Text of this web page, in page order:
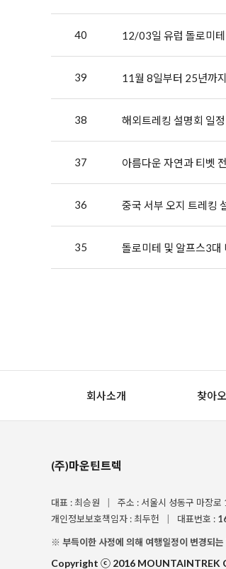
40 12/03일 유럽 돌로미테
39 11월 8일부터 25년까
38 해외트레킹 설명회 일정
37 아름다운 자연과 티벳
36 중국 서부 오지 트레킹
35 돌로미테 및 알프스3대
회사소개 찾아
(주)마운틴트렉
대표 : 최승원 주소 : 서울시 성동구 마장
개인정보보호책임자 : 최두헌
대표번호 :
※ 부득이한 사정에 의해 여행일정이 변경되
Copyright ⓒ 2016 MOUNTAINTREK